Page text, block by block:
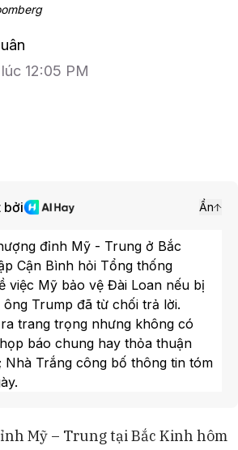
12:05 PM
bởi Ẩn
đỉnh Mỹ - Trung ở Bắc
Cận Bình hỏi Tổng thống
việc Mỹ bảo vệ Đài Loan nếu bị
Trump đã từ chối trả lời.
trang trọng nhưng không có
báo chung hay thỏa thuận
Nhà Trắng công bố thông tin tóm
cách để tránh bị Washington
Mỹ – Trung tại Bắc Kinh hôm